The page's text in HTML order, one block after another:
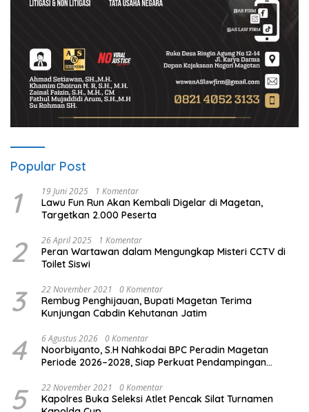
Popular Post
1 19 Juni 2025 1 Komentar
Lawu Fun Run Akan Kembali Digelar di Magetan,
Targetkan 2.000 Peserta
2 26 April 2025 1 Komentar
Peran Wartawan dalam Mengungkap Misteri CCTV di
Toilet Siswi
3 22 November 2021 0 Komentar
Rembug Penghijauan, Bupati Magetan Terima
Kunjungan Cabdin Kehutanan Jatim
4 6 Agustus 2026 0 Komentar
Noorbiyanto, S.H Nahkodai BPC Peradin Magetan
Periode 2026–2028, Siap Perkuat Pendampingan
5 22 November 2021 0 Komentar
Kapolres Buka Seleksi Atlet Pencak Silat Turnamen